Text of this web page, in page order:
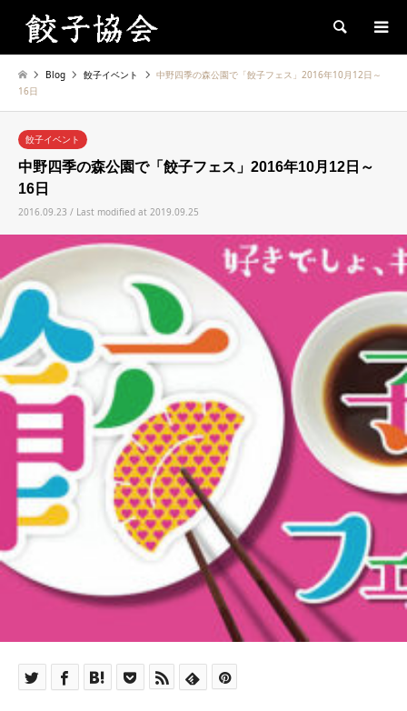
Search
Blog 餃子イベント
中野四季の森公園で「餃子フェス」2016年10月12日～
16日
餃子イベント
中野四季の森公園で「餃子フェス」2016年10月12日～
16日
2016.09.23 / Last modified at 2019.09.25